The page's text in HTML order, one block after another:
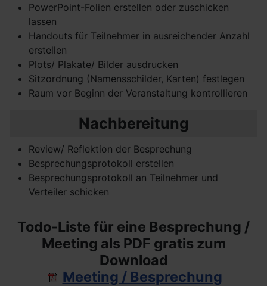
PowerPoint-Folien erstellen oder zuschicken
lassen
Handouts für Teilnehmer in ausreichender Anzahl
erstellen
Plots/ Plakate/ Bilder ausdrucken
Sitzordnung (Namensschilder, Karten) festlegen
Raum vor Beginn der Veranstaltung kontrollieren
Nachbereitung
Review/ Reflektion der Besprechung
Besprechungsprotokoll erstellen
Besprechungsprotokoll an Teilnehmer und
Verteiler schicken
Todo-Liste für eine Besprechung /
Meeting als PDF gratis zum
Download
Meeting / Besprechung